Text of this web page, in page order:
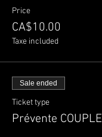
Price
CA$10.00
Taxe included
Sale ended
Ticket type
Prévente COUPLE